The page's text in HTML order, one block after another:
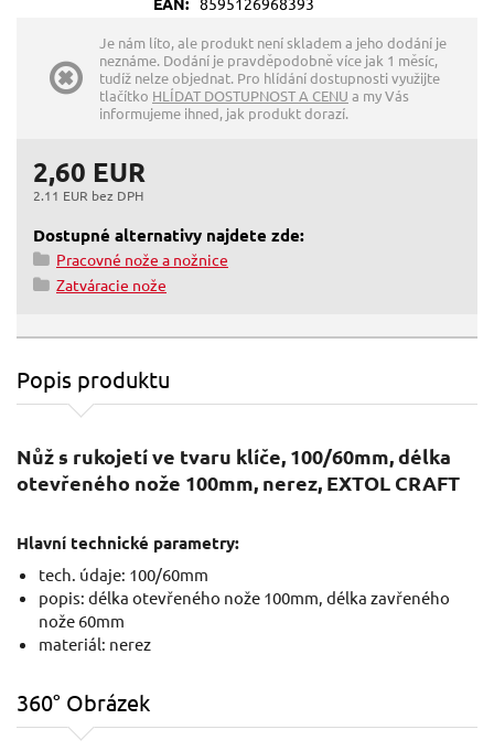
Je nám líto, ale produkt není skladem a jeho dodání je
neznáme. Dodání je pravděpodobně více jak 1 měsíc,
tudíž nelze objednat. Pro hlídání dostupnosti využijte
tlačítko HLÍDAT DOSTUPNOST A CENU a my Vás
informujeme ihned, jak produkt dorazí.
2,60 EUR
2.11 EUR bez DPH
Dostupné alternativy najdete zde:
Pracovné nože a nožnice
Zatváracie nože
Popis produktu
Nůž s rukojetí ve tvaru klíče, 100/60mm, délka
otevřeného nože 100mm, nerez, EXTOL CRAFT
Hlavní technické parametry:
tech. údaje: 100/60mm
popis: délka otevřeného nože 100mm, délka zavřeného
nože 60mm
materiál: nerez
360° Obrázek